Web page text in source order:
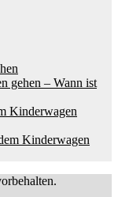
gehen – Wann ist
Kinderwagen
Kinderwagen